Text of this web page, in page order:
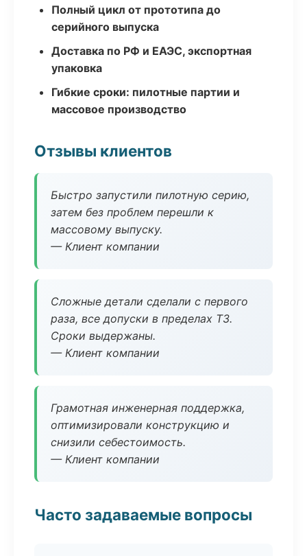
Полный цикл от прототипа до
серийного выпуска
Доставка по РФ и ЕАЭС, экспортная
упаковка
Гибкие сроки: пилотные партии и
массовое производство
Отзывы клиентов
Быстро запустили пилотную серию,
затем без проблем перешли к
массовому выпуску.
— Клиент компании
Сложные детали сделали с первого
раза, все допуски в пределах ТЗ.
Сроки выдержаны.
— Клиент компании
Грамотная инженерная поддержка,
оптимизировали конструкцию и
снизили себестоимость.
— Клиент компании
Часто задаваемые вопросы